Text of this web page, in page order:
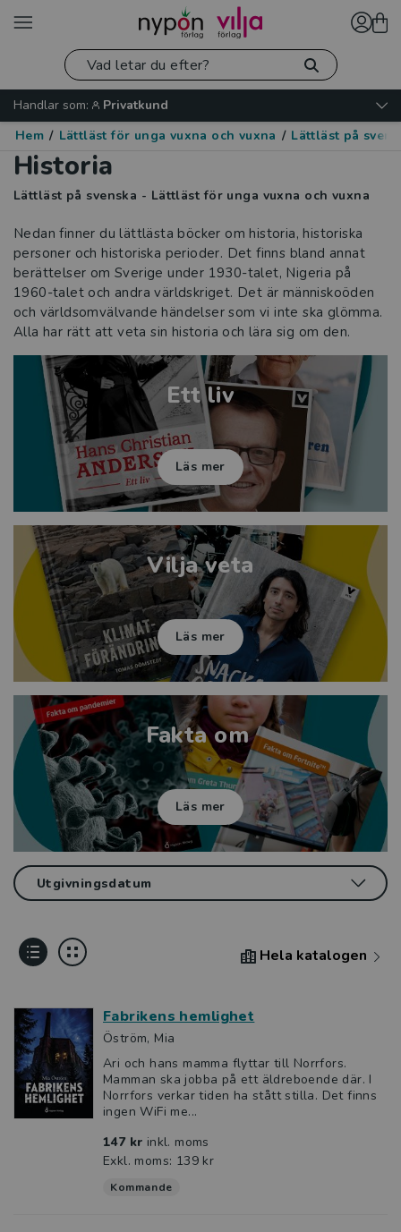
Handlar som:
Privatkund
Hem / Lättläst för unga vuxna och vuxna / Lättläst på
Historia
Lättläst på svenska - Lättläst för unga vuxna och vuxna
Nedan finner du lättlästa böcker om historia, historiska
personer och historiska perioder. Det finns bland annat
berättelser om Sverige under 1930-talet, Nigeria på
1960-talet och andra världskriget. Det är människoöden
och världsomvälvande händelser som vi inte ska glömma.
Alla har rätt att veta sin historia och lära sig om den.
Ett liv
Läs mer
Vilja veta
Läs mer
Fakta om
Läs mer
Hela katalogen
Fabrikens hemlighet
Öström, Mia
Ari och hans mamma flyttar till Norrfors.
Mamman ska jobba på ett äldreboende där. I
Norrfors verkar tiden ha stått stilla. Det finns
ingen WiFi me...
147 kr inkl. moms
Exkl. moms: 139 kr
Kommande